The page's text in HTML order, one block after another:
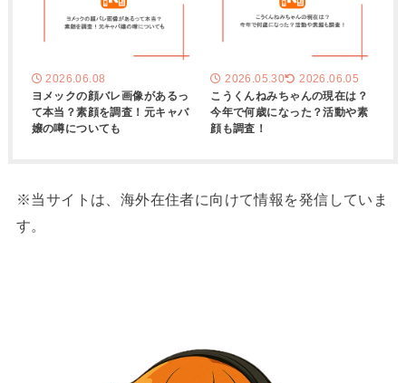
2026.06.08
ヨメックの顔バレ画像があるっ
て本当？素顔を調査！元キャバ
嬢の噂についても
2026.05.30 2026.06.05
こうくんねみちゃんの現在は？
今年で何歳になった？活動や素
顔も調査！
※当サイトは、海外在住者に向けて情報を発信していま
す。